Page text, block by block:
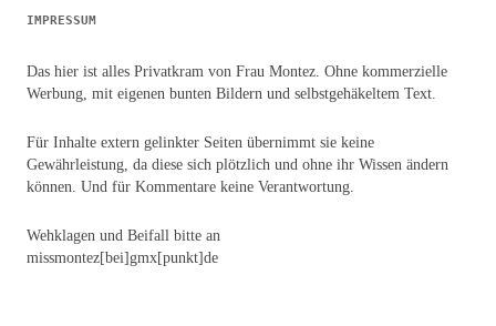
IMPRESSUM
Das hier ist alles Privatkram von Frau Montez. Ohne kommerzielle
Werbung, mit eigenen bunten Bildern und selbstgehäkeltem Text.
Für Inhalte extern gelinkter Seiten übernimmt sie keine
Gewährleistung, da diese sich plötzlich und ohne ihr Wissen ändern
können. Und für Kommentare keine Verantwortung.
Wehklagen und Beifall bitte an
missmontez[bei]gmx[punkt]de